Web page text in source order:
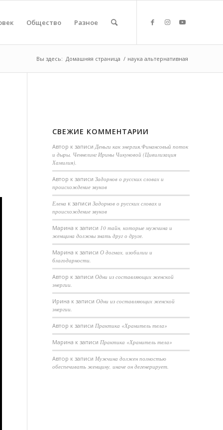
Общество Разное
Вы здесь: Домашняя страница / наука альтернативная
СВЕЖИЕ КОММЕНТАРИИ
Автор к записиДеньги как энергия.Финансовый поток
и дыры. Ченнелинг Ирины Чикуновой (Цивилизация
Хамилия).
Aвтор к записиЗадорнов о русских словах и
происхождение звуков
Елена к записиЗадорнов о русских словах и
происхождение звуков
Марина к записи 10 тайн, которые мужчина и
женщина должны знать друг о друге.
Марина к записиО догмах, изобилии и
благодарности.
Автор к записиОдни из составляющих женской
энергии.
Ирина к записиОдни из составляющих женской
энергии.
Автор к записиПрактика «Хранитель тела»
Марина к записиПрактика «Хранитель тела»
Автор к записиМужчина должен полностью
обеспечивать женщину, иначе он дегенерирует.